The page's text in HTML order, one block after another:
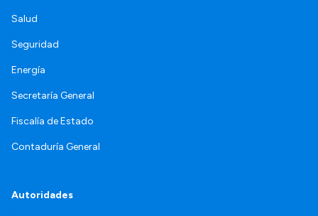
Salud
Seguridad
Energía
Secretaría General
Fiscalía de Estado
Contaduría General
Autoridades